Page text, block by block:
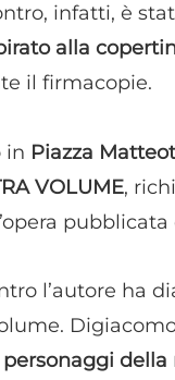
infatti, è
alla
il firmacopie.
in Piazza
VOLUME,
pubblicata
l’autore ha